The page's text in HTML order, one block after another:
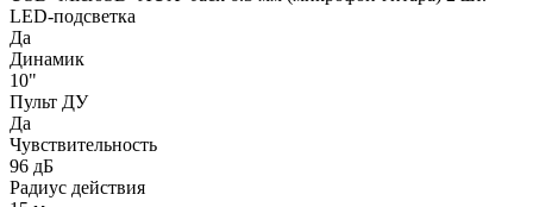
LED-подсветка
Да
Динамик
10"
Пульт ДУ
Да
Чувствительность
96 дБ
Радиус действия